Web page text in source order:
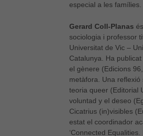
especial a les famílies.
Gerard Coll-Planas
sociologia i professor
Universitat de Vic –
Catalunya. Ha
el gènere (Edicions
metàfora. Una reflexió
teoria queer (Editorial
voluntad y el deseo
Cicatrius (in)visibles
estat el coordinador
‘Connected